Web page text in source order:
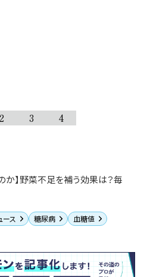
2 3 4
か】野菜不足を補う効果は？毎
ース 糖尿病
血糖値